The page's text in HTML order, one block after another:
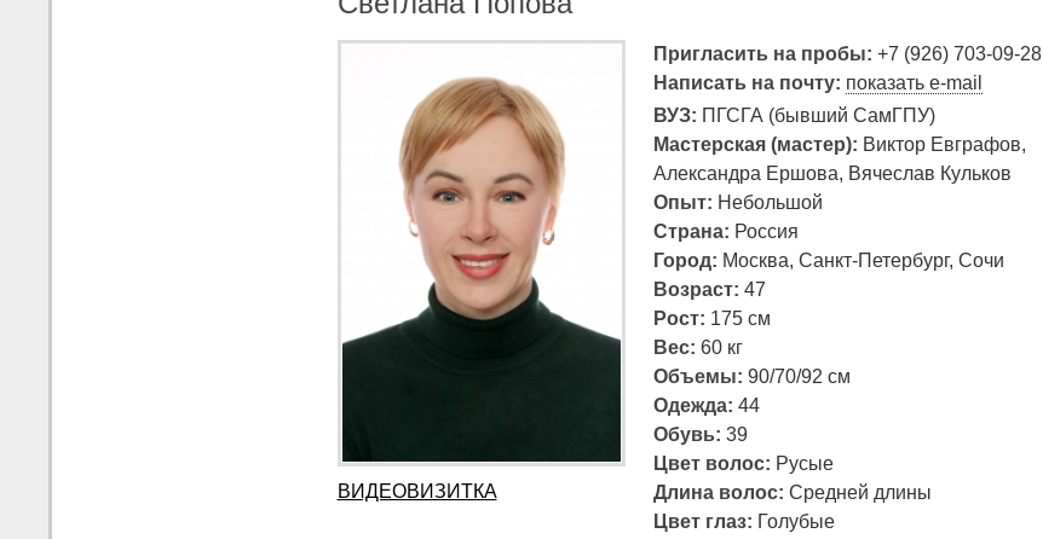
ВИДЕОВИЗИТКА
Пригласить на пробы: +7 (926) 703-09-28
Написать на почту: показать e-mail
ВУЗ: ПГСГА (бывший СамГПУ)
Мастерская (мастер): Виктор Евграфов,
Александра Ершова, Вячеслав Кульков
Опыт: Небольшой
Страна: Россия
Город: Москва, Санкт-Петербург, Сочи
Возраст: 47
Рост: 175 см
Вес: 60 кг
Объемы: 90/70/92 см
Одежда: 44
Обувь: 39
Цвет волос: Русые
Длина волос: Средней длины
Цвет глаз: Голубые